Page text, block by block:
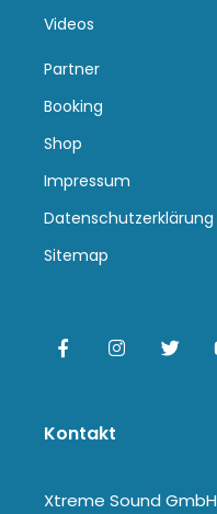
Videos
Partner
Booking
Shop
Impressum
Datenschutzerklärung
Sitemap
Kontakt
Xtreme Sound GmbH